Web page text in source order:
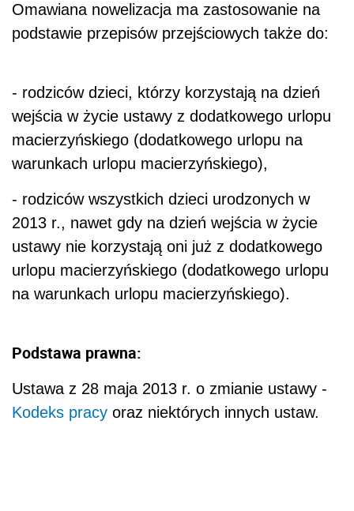
Omawiana nowelizacja ma zastosowanie na
podstawie przepisów przejściowych także do:
- rodziców dzieci, którzy korzystają na dzień
wejścia w życie ustawy z dodatkowego urlopu
macierzyńskiego (dodatkowego urlopu na
warunkach urlopu macierzyńskiego),
- rodziców wszystkich dzieci urodzonych w
2013 r., nawet gdy na dzień wejścia w życie
ustawy nie korzystają oni już z dodatkowego
urlopu macierzyńskiego (dodatkowego urlopu
na warunkach urlopu macierzyńskiego).
Podstawa prawna:
Ustawa z 28 maja 2013 r. o zmianie ustawy -
Kodeks pracy oraz niektórych innych ustaw.